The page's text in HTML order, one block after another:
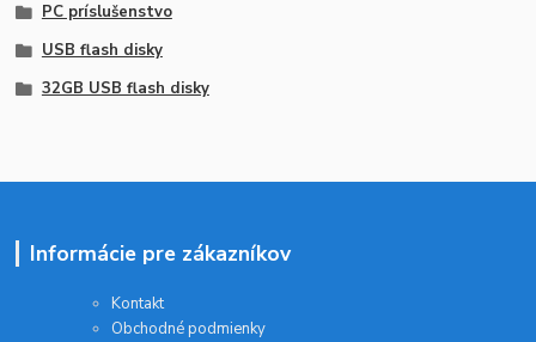
PC príslušenstvo
USB flash disky
32GB USB flash disky
Informácie pre zákazníkov
Kontakt
Obchodné podmienky